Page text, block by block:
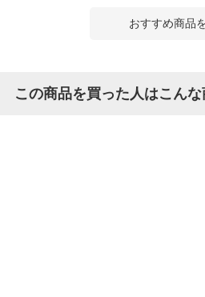
おすすめ商品
この商品を買った人はこん